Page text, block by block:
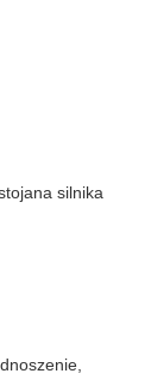
silnika